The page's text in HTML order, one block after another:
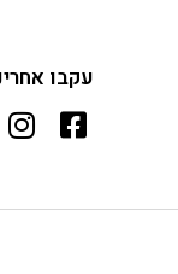
עקבו